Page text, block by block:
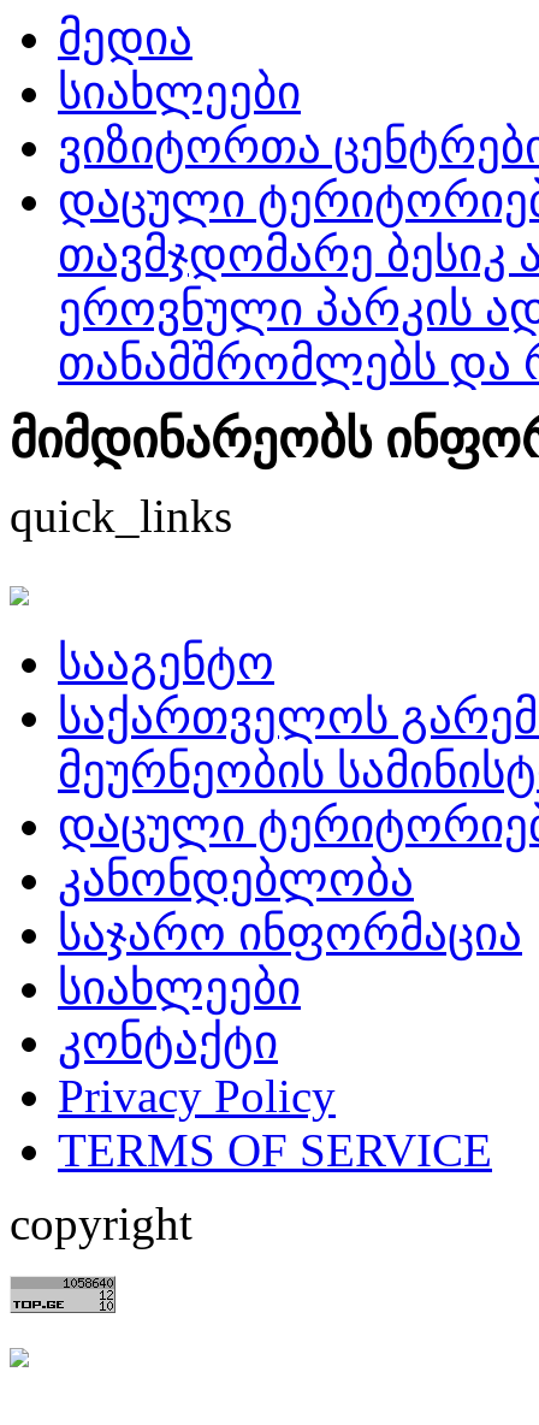
მედია
სიახლეები
ვიზიტორთა
დაცული
თავმჯდომარე ბესიკ
ეროვნული პარკის
თანამშრომლებს და
მიმდინარეობს
quick_links
სააგენტო
საქართველოს
მეურნეობის
დაცული
კანონდებლობა
საჯარო ინფორმაცია
სიახლეები
კონტაქტი
Privacy Policy
TERMS OF SERVICE
copyright